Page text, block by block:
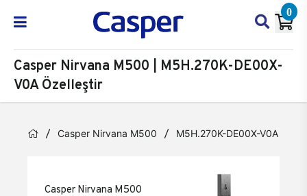
0
Casper Nirvana M500 | M5H.270K-DE00X-
V0A Özelleştir
Casper Nirvana M500 M5H.270K-DE00X-V0A
Casper Nirvana M500